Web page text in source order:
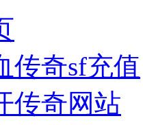
传奇sf充值
传奇网站